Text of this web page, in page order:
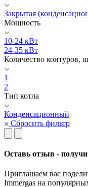
Закрытая
Мощность
10-24 кВт
24-35 кВт
Количество контуров,
1
2
Тип котла
Конденсационный
Сбросить фильтр
Оставь отзыв -
Приглашаем вас
Immergas на